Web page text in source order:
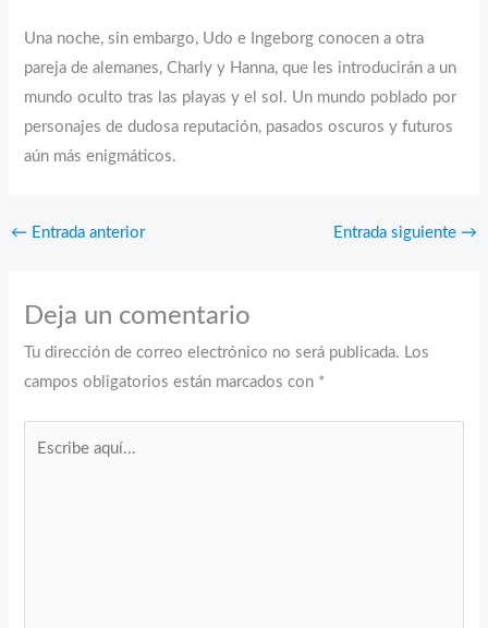
Una noche, sin embargo, Udo e Ingeborg conocen a otra
pareja de alemanes, Charly y Hanna, que les introducirán a un
mundo oculto tras las playas y el sol. Un mundo poblado por
personajes de dudosa reputación, pasados oscuros y futuros
aún más enigmáticos.
← Entrada anterior Entrada siguiente →
Deja un comentario
Tu dirección de correo electrónico no será publicada. Los
campos obligatorios están marcados con *